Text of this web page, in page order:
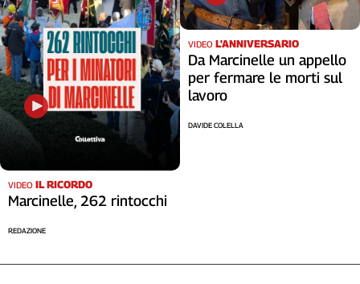
VIDEO IL RICORDO
Marcinelle, 262 rintocchi
REDAZIONE
VIDEO L'ANNIVERSARIO
Da Marcinelle un appello
per fermare le morti sul
lavoro
DAVIDE COLELLA